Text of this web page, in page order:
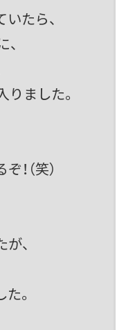
たら、
りました。
（笑）
、
。